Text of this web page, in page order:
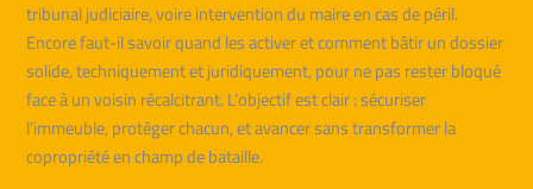
tribunal judiciaire, voire intervention du maire en cas de péril.
Encore faut-il savoir quand les activer et comment bâtir un dossier
solide, techniquement et juridiquement, pour ne pas rester bloqué
face à un voisin récalcitrant. L’objectif est clair : sécuriser
l’immeuble, protéger chacun, et avancer sans transformer la
copropriété en champ de bataille.